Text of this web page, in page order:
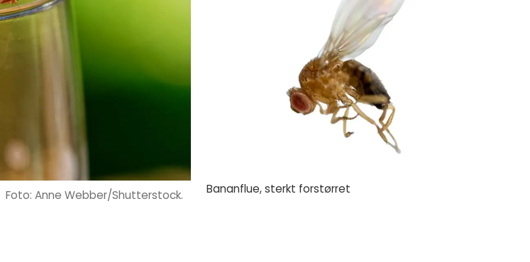
Foto: Anne Webber/Shutterstock. Bananflue, sterkt forstørret